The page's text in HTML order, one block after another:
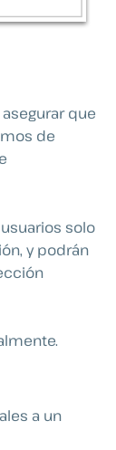
que
de
solo
y podrán
a un